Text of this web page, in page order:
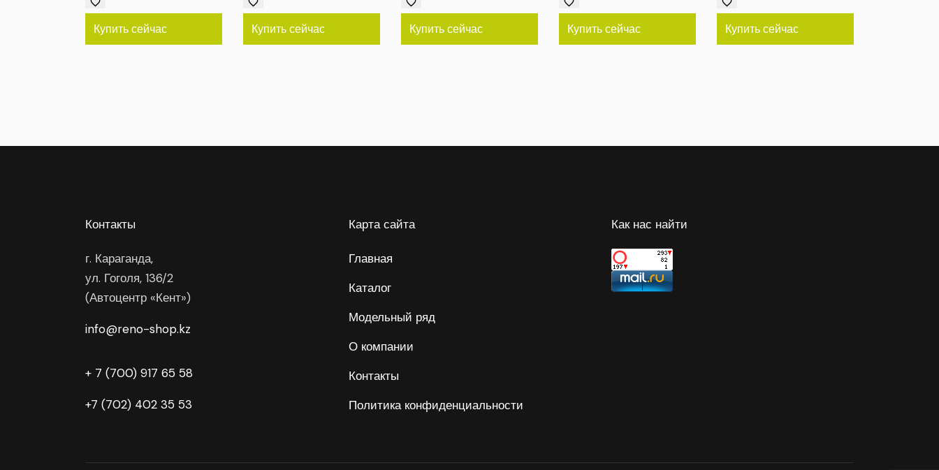
Купить сейчас Купить сейчас Купить сейчас Купить сейчас Купить сейчас
Контакты
г. Караганда,
ул. Гоголя, 136/2
(Автоцентр «Кент»)
info@reno-shop.kz
+ 7 (700) 917 65 58
+7 (702) 402 35 53
Карта сайта
Главная
Каталог
Модельный ряд
О компании
Контакты
Политика конфиденциальности
Как нас найти